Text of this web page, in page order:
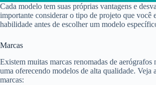
Cada modelo tem suas próprias vantagens e
importante considerar o tipo de projeto que você
habilidade antes de escolher um modelo
Marcas
Existem muitas marcas renomadas de aerógrafos
uma oferecendo modelos de alta qualidade. Veja
marcas: